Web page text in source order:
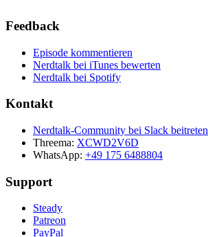
Feedback
Episode kommentieren
Nerdtalk bei iTunes bewerten
Nerdtalk bei Spotify
Kontakt
Nerdtalk-Community bei Slack beitreten
Threema: XCWD2V6D
WhatsApp: +49 175 6488804
Support
Steady
Patreon
PayPal